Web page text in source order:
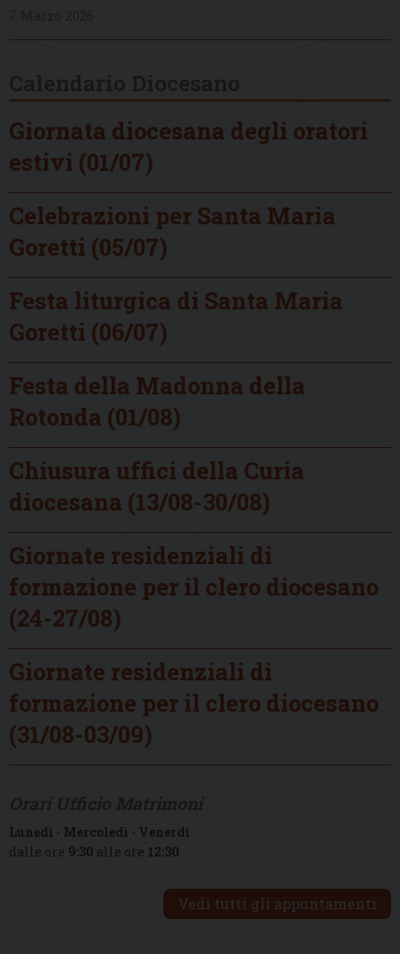
Giornata diocesana degli oratori
estivi (01/07)
Celebrazioni per Santa Maria
Goretti (05/07)
Festa liturgica di Santa Maria
Goretti (06/07)
Festa della Madonna della
Rotonda (01/08)
Chiusura uffici della Curia
diocesana (13/08-30/08)
Giornate residenziali di
formazione per il clero diocesano
(24-27/08)
Giornate residenziali di
formazione per il clero diocesano
(31/08-03/09)
Lunedì - Mercoledì - Venerdì
dalle ore 9:30 alle ore 12:30
Vedi tutti gli appuntamenti